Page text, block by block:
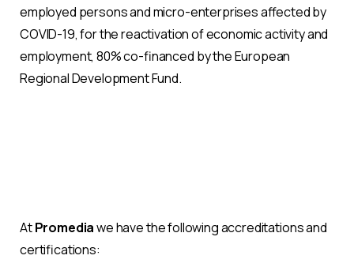
employed persons and micro-enterprises affected by
COVID-19, for the reactivation of economic activity and
employment, 80% co-financed by the European
Regional Development Fund.
AtPromediawe have the following accreditations and
certifications: